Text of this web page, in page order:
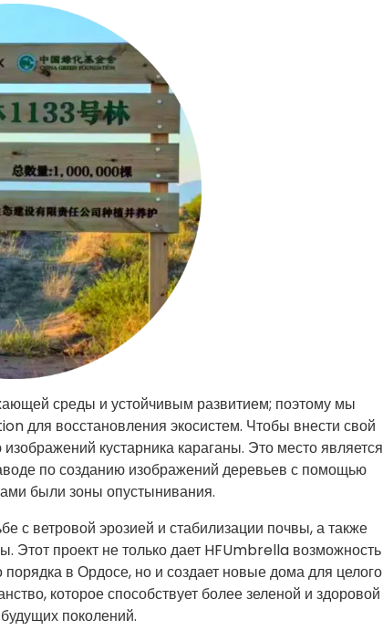
среды и устойчивым развитием; поэтому мы
восстановления экосистем. Чтобы внести свой
кустарника караганы. Это место является
по созданию изображений деревьев с помощью
были зоны опустынивания.
с ветровой эрозией и стабилизации почвы, а также
Этот проект не только дает HFUmbrella возможность
в Ордосе, но и создает новые дома для целого
которое способствует более зеленой и здоровой
поколений.